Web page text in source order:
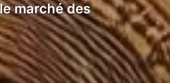
marché des